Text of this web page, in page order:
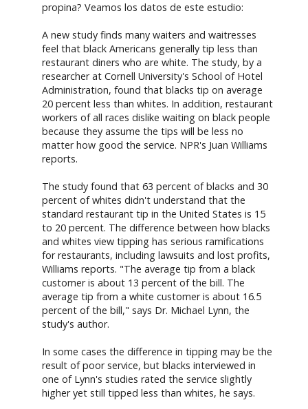
propina? Veamos los datos de este estudio:
A new study finds many waiters and waitresses
feel that black Americans generally tip less than
restaurant diners who are white. The study, by a
researcher at Cornell University's School of Hotel
Administration, found that blacks tip on average
20 percent less than whites. In addition, restaurant
workers of all races dislike waiting on black people
because they assume the tips will be less no
matter how good the service. NPR's Juan Williams
reports.
The study found that 63 percent of blacks and 30
percent of whites didn't understand that the
standard restaurant tip in the United States is 15
to 20 percent. The difference between how blacks
and whites view tipping has serious ramifications
for restaurants, including lawsuits and lost profits,
Williams reports. "The average tip from a black
customer is about 13 percent of the bill. The
average tip from a white customer is about 16.5
percent of the bill," says Dr. Michael Lynn, the
study's author.
In some cases the difference in tipping may be the
result of poor service, but blacks interviewed in
one of Lynn's studies rated the service slightly
higher yet still tipped less than whites, he says.